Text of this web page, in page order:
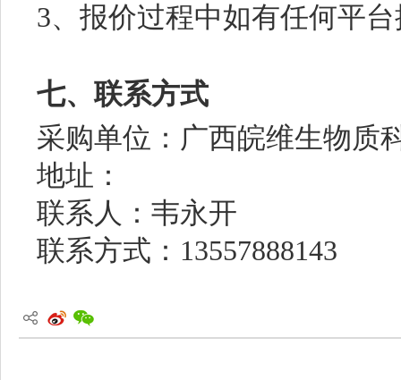
3、报价过程中如有任何平
七、联系方式
采购单位：广西皖维生物质
地址：
联系人：韦永开
联系方式：13557888143